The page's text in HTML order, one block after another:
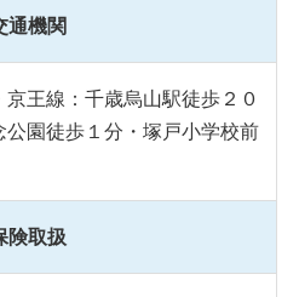
通機関
王線：千歳烏山駅徒歩２０
園徒歩１分・塚戸小学校前
険取扱